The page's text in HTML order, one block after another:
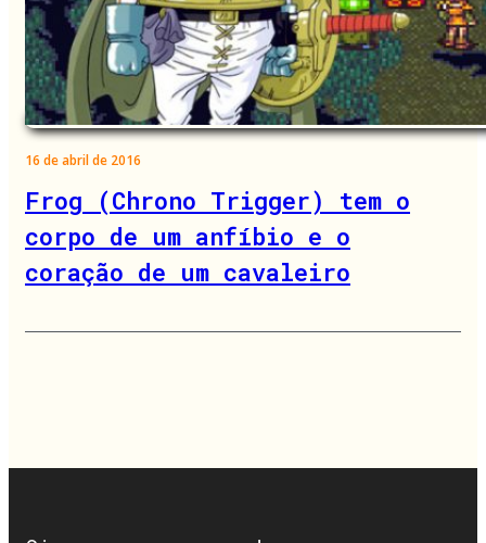
16 de abril de 2016
Frog (Chrono Trigger) tem o
corpo de um anfíbio e o
coração de um cavaleiro